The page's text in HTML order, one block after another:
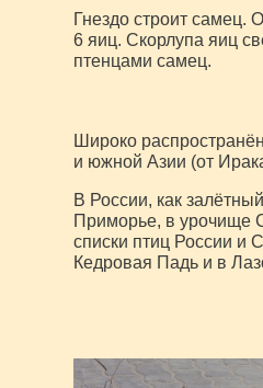
Гнездо строит самец.
6 яиц. Скорлупа яиц
птенцами самец.
Широко
и южной Азии (от
В России, как
Приморье, в урочище
списки птиц России и
Кедровая Падь и в